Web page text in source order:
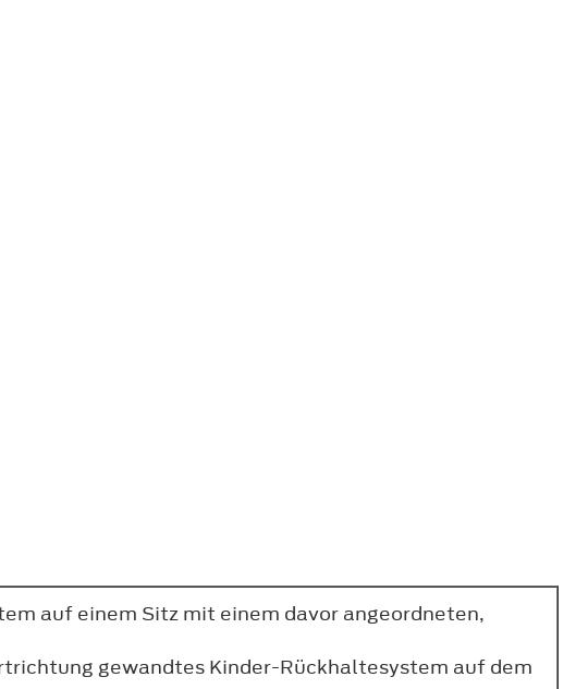
auf einem Sitz mit einem davor angeordneten,
gewandtes Kinder-Rückhaltesystem auf dem